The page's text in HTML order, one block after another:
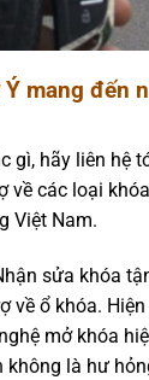
Ý mang đến
gì, hãy liên hệ
về các loại
Việt Nam.
sửa khóa
về ổ khóa.
mở khóa
không là hư